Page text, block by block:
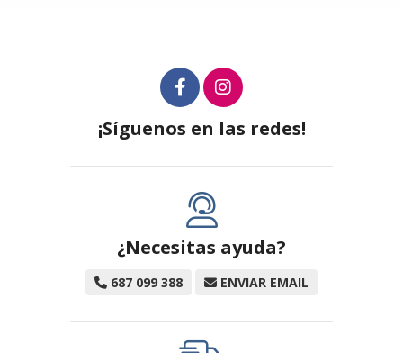
¡Síguenos en las redes!
¿Necesitas ayuda?
687 099 388 ENVIAR EMAIL